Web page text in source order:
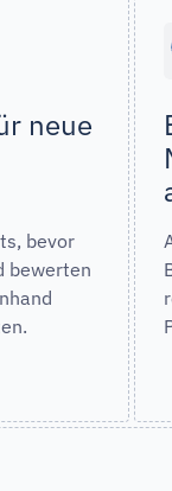
neue
bevor
bewerten